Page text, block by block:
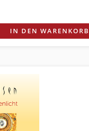
IN DEN WARENKORB